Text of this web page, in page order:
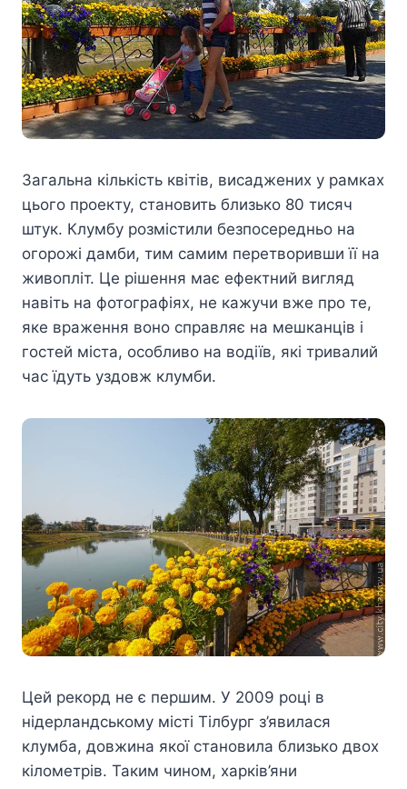
Загальна кількість квітів, висаджених у рамках
цього проекту, становить близько 80 тисяч
штук. Клумбу розмістили безпосередньо на
огорожі дамби, тим самим перетворивши її на
живопліт. Це рішення має ефектний вигляд
навіть на фотографіях, не кажучи вже про те,
яке враження воно справляє на мешканців і
гостей міста, особливо на водіїв, які тривалий
час їдуть уздовж клумби.
Цей рекорд не є першим. У 2009 році в
нідерландському місті Тілбург з’явилася
клумба, довжина якої становила близько двох
кілометрів. Таким чином, харків’яни